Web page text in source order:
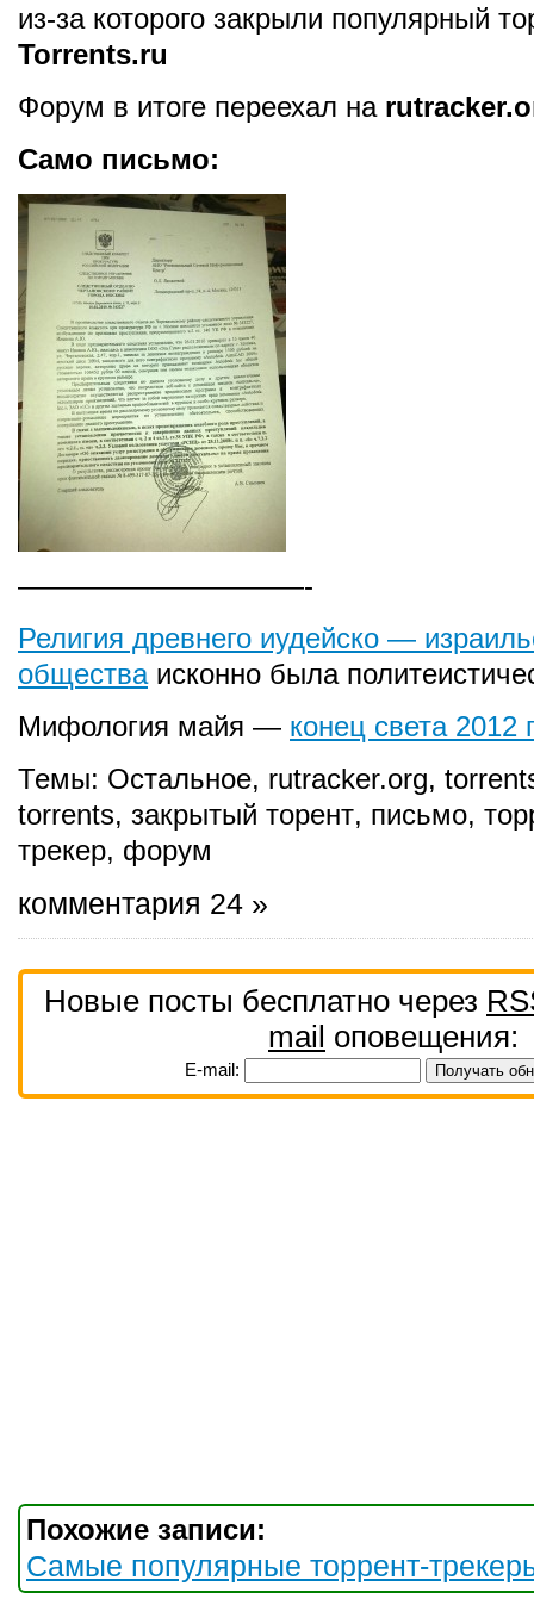
из-за которого закрыли популярный
Torrents.ru
Форум в итоге переехал на
Само письмо:
——————————-
Религия древнего иудейско —
обществаисконно была
Мифология майя — конец света 2012
Темы: Остальное, rutracker.org,
torrents, закрытый торент, письмо,
трекер, форум
комментария 24 »
Новые посты бесплатно через
mail оповещения:
E-mail:
Похожие записи:
Самые популярные торрент-